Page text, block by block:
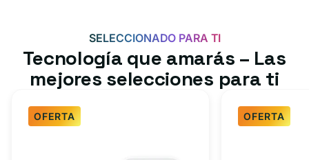
SELECCIONADO PARA TI
Tecnología que amarás – Las
mejores selecciones para ti
OFERTA OFERTA